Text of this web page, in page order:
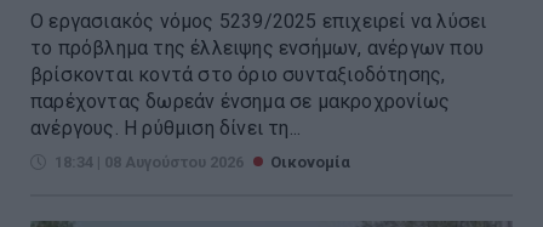
Ο εργασιακός νόμος 5239/2025 επιχειρεί να λύσει
το πρόβλημα της έλλειψης ενσήμων, ανέργων που
βρίσκονται κοντά στο όριο συνταξιοδότησης,
παρέχοντας δωρεάν ένσημα σε μακροχρονίως
ανέργους. Η ρύθμιση δίνει τη...
18:34 | 08 Αυγούστου 2026 Οικονομία